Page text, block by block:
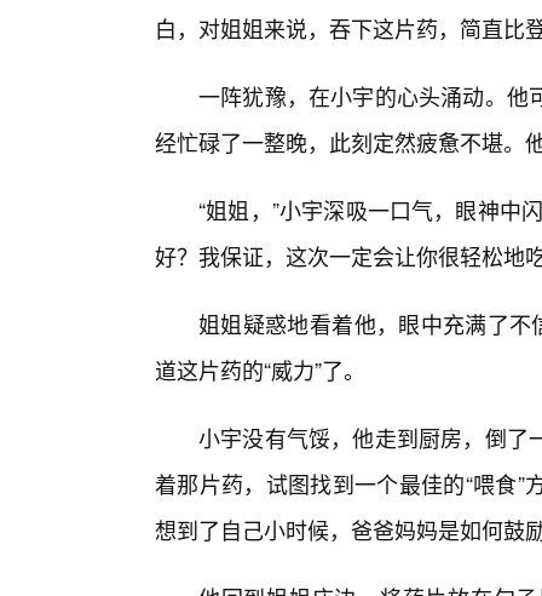
白，对姐姐来说，吞下这片药，简直比
一阵犹豫，在小宇的心头涌动。他
经忙碌了一整晚，此刻定然疲惫不堪。
“姐姐，”小宇深吸一口气，眼神中
好？我保证，这次一定会让你很轻松地
姐姐疑惑地看着他，眼中充满了不
道这片药的“威力”了。
小宇没有气馁，他走到厨房，倒了
着那片药，试图找到一个最佳的“喂食
想到了自己小时候，爸爸妈妈是如何鼓